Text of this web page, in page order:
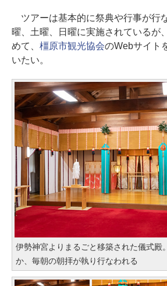
ツアーは基本的に祭典や行事が行
曜、土曜、日曜に実施されているが
めて、 橿原市観光協会のWebサイト
いたい。
伊勢神宮よりまるごと移築された儀式殿
か、毎朝の朝拝が執り行なわれる